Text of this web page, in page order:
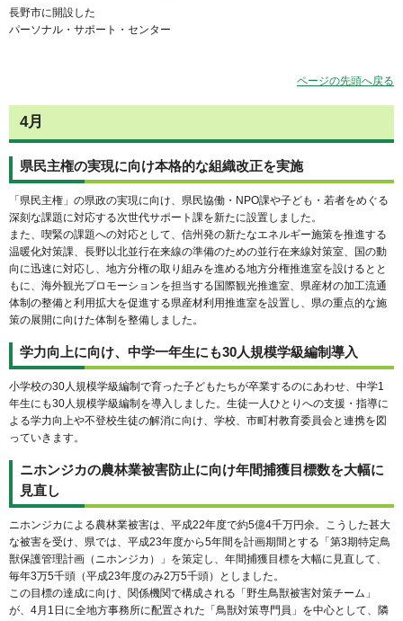
長野市に開設した
パーソナル・サポート・センター
ページの先頭へ戻る
4月
県民主権の実現に向け本格的な組織改正を実施
「県民主権」の県政の実現に向け、県民協働・NPO課や子ども・若者をめぐる
深刻な課題に対応する次世代サポート課を新たに設置しました。
また、喫緊の課題への対応として、信州発の新たなエネルギー施策を推進する
温暖化対策課、長野以北並行在来線の準備のための並行在来線対策室、国の動
向に迅速に対応し、地方分権の取り組みを進める地方分権推進室を設けるとと
もに、海外観光プロモーションを担当する国際観光推進室、県産材の加工流通
体制の整備と利用拡大を促進する県産材利用推進室を設置し、県の重点的な施
策の展開に向けた体制を整備しました。
学力向上に向け、中学一年生にも30人規模学級編制導入
小学校の30人規模学級編制で育った子どもたちが卒業するのにあわせ、中学1
年生にも30人規模学級編制を導入しました。生徒一人ひとりへの支援・指導に
よる学力向上や不登校生徒の解消に向け、学校、市町村教育委員会と連携を図
っていきます。
ニホンジカの農林業被害防止に向け年間捕獲目標数を大幅に
見直し
ニホンジカによる農林業被害は、平成22年度で約5億4千万円余。こうした甚大
な被害を受け、県では、平成23年度から5年間を計画期間とする「第3期特定鳥
獣保護管理計画（ニホンジカ）」を策定し、年間捕獲目標を大幅に見直して、
毎年3万5千頭（平成23年度のみ2万5千頭）としました。
この目標の達成に向け、関係機関で構成される「野生鳥獣被害対策チーム」
が、4月1日に全地方事務所に配置された「鳥獣対策専門員」を中心として、隣